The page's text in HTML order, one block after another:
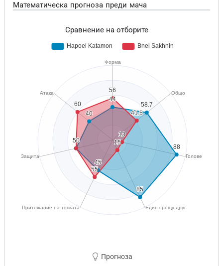
Математическа прогноза преди мача
Сравнение на отборите
Прогноза